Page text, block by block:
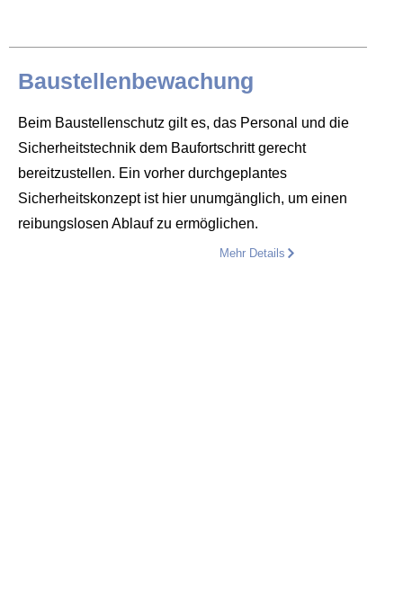
Baustellenbewachung
Beim Baustellenschutz gilt es, das Personal und die
Sicherheitstechnik dem Baufortschritt gerecht
bereitzustellen. Ein vorher durchgeplantes
Sicherheitskonzept ist hier unumgänglich, um einen
reibungslosen Ablauf zu ermöglichen.
Mehr Details